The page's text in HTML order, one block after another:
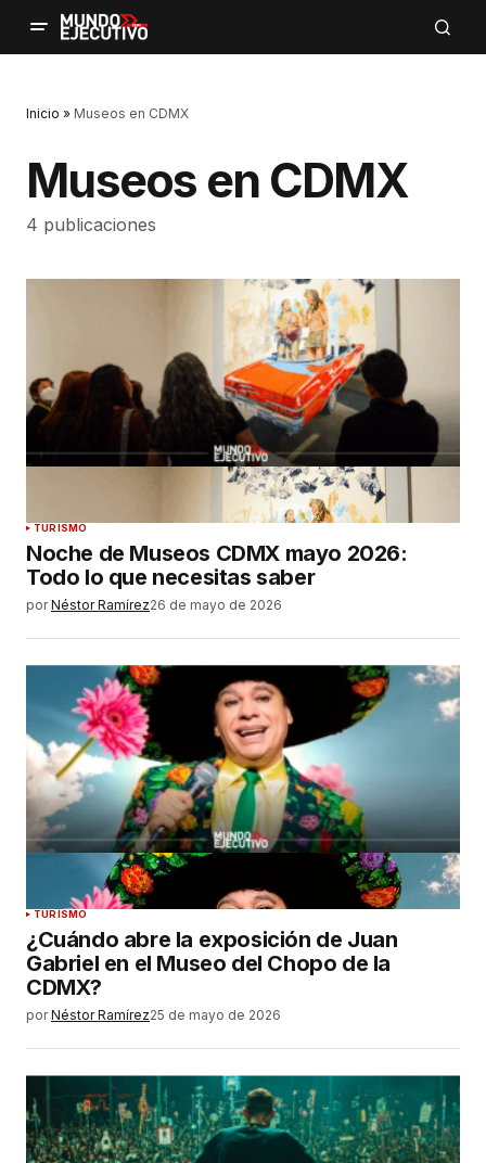
Inicio » Museos en CDMX
Museos en CDMX
4 publicaciones
TURISMO
Noche de Museos CDMX mayo 2026:
Todo lo que necesitas saber
por Néstor Ramírez26 de mayo de 2026
TURISMO
¿Cuándo abre la exposición de Juan
Gabriel en el Museo del Chopo de la
CDMX?
por Néstor Ramírez25 de mayo de 2026